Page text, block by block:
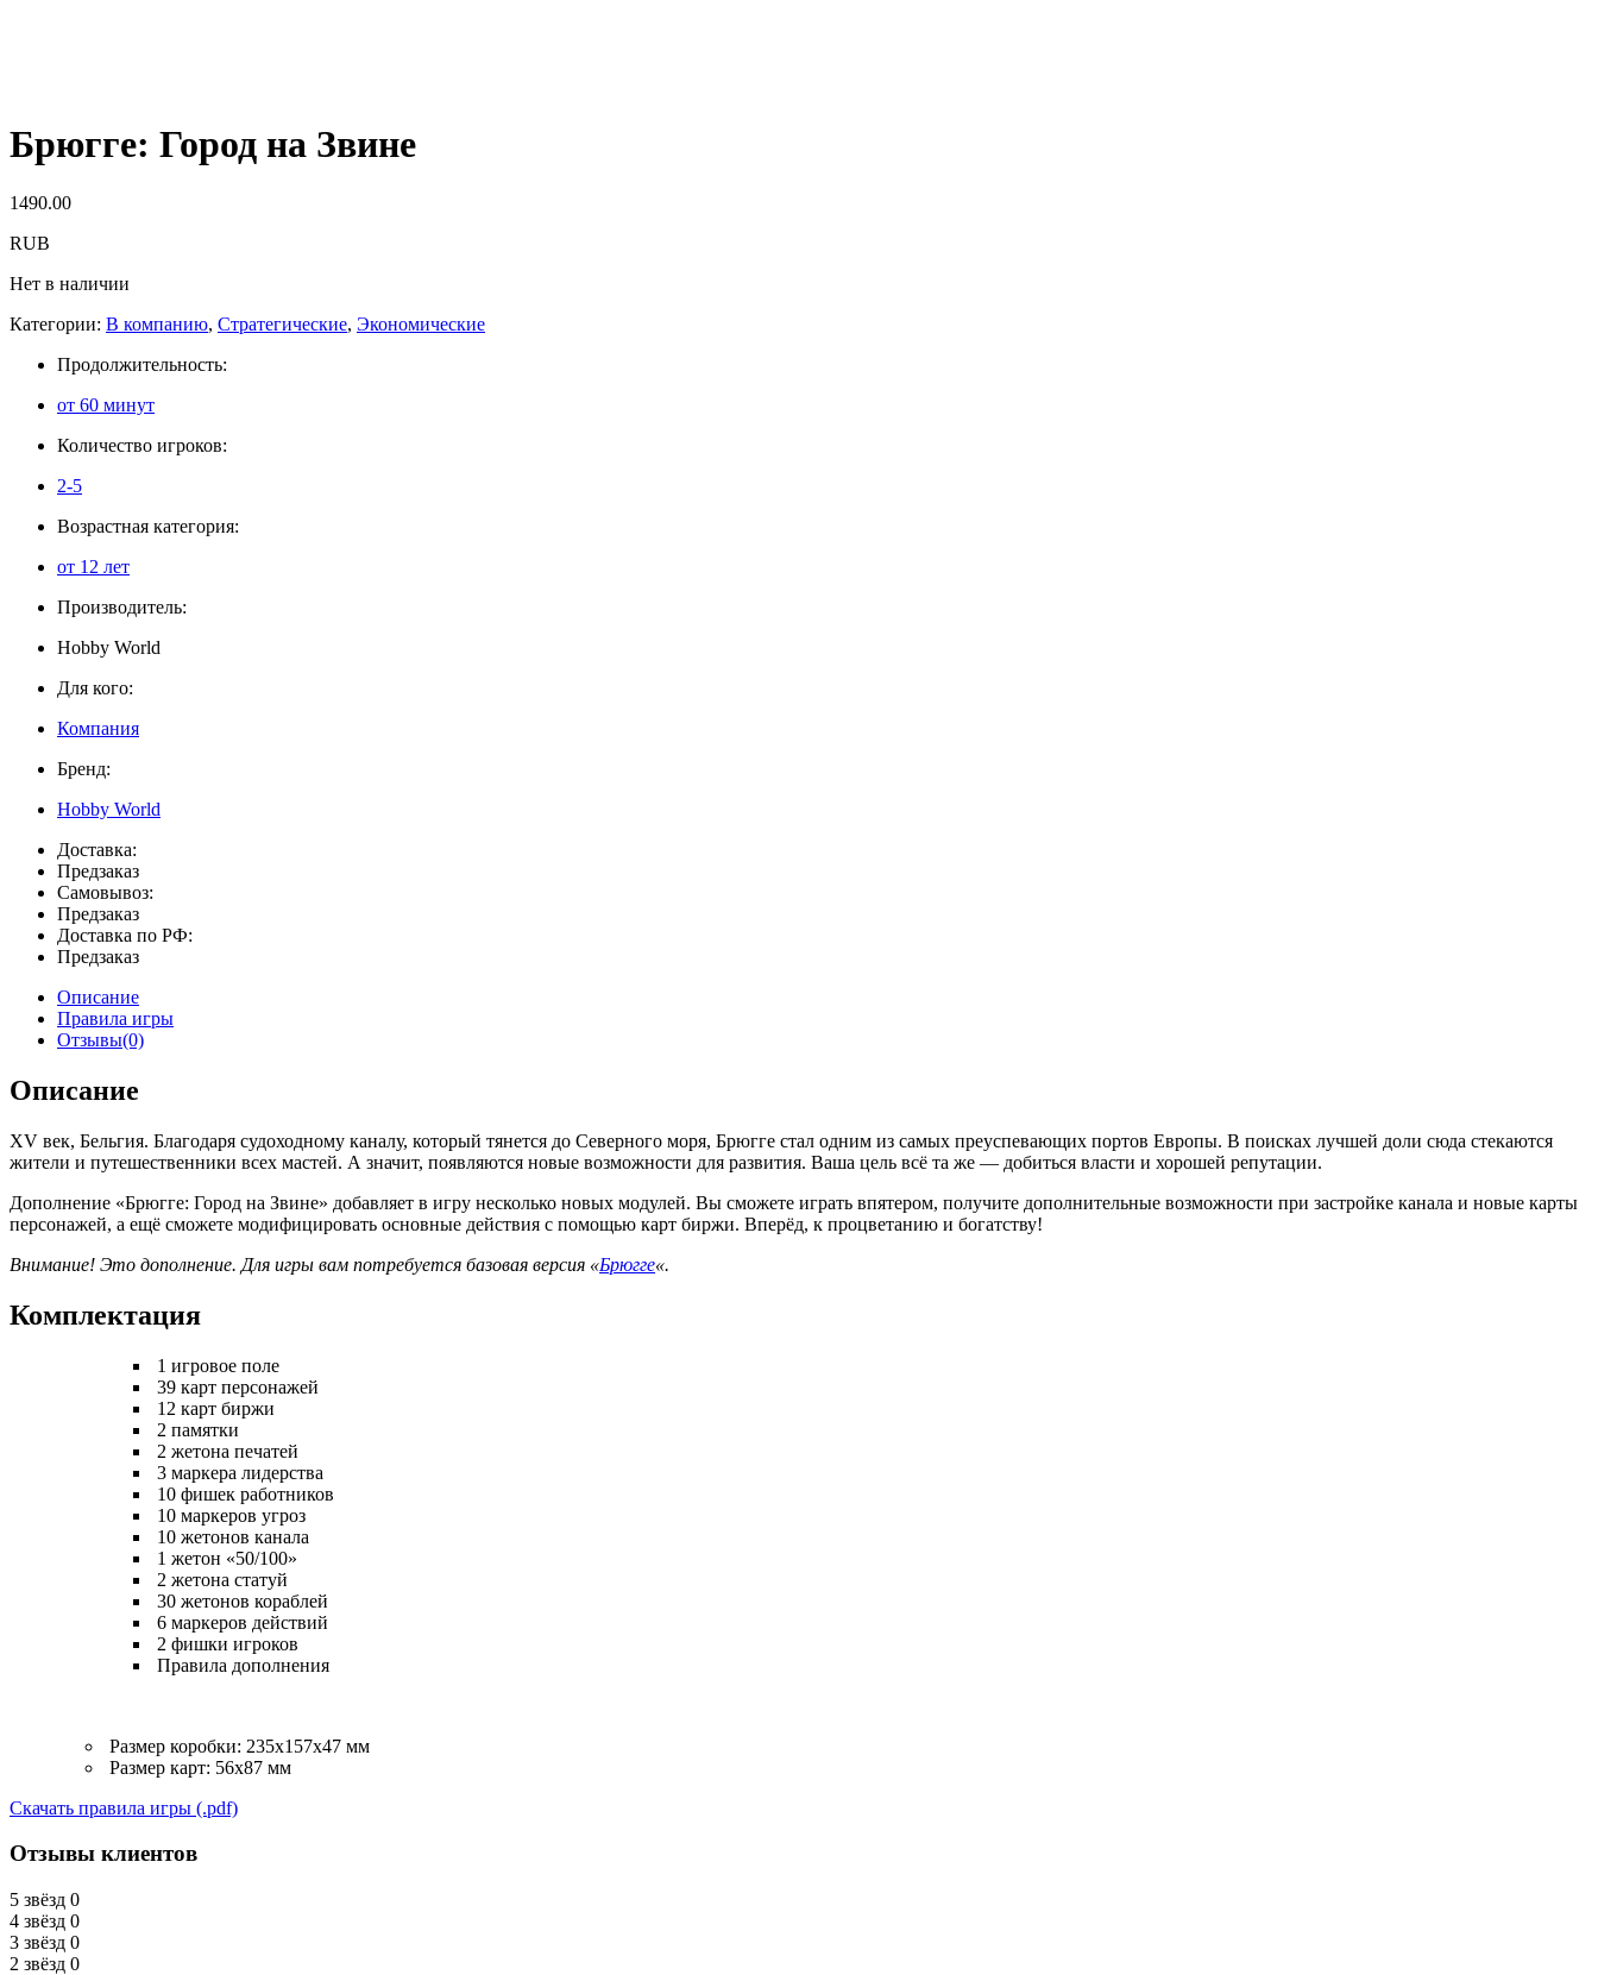
Брюгге: Город на Звине
1490.00
RUB
Нет в наличии
Категории: В компанию, Стратегические, Экономические
Продолжительность:
от 60 минут
Количество игроков:
2-5
Возрастная категория:
от 12 лет
Производитель:
Hobby World
Для кого:
Компания
Бренд:
Hobby World
Доставка:
Предзаказ
Самовывоз:
Предзаказ
Доставка по РФ:
Предзаказ
Описание
Правила игры
Отзывы(0)
Описание
XV век, Бельгия. Благодаря судоходному каналу, который тянется до Северного моря, Брюгге стал одним из самых преуспевающих портов Европы. В поисках лучшей доли сюда стекаются
жители и путешественники всех мастей. А значит, появляются новые возможности для развития. Ваша цель всё та же — добиться власти и хорошей репутации.
Дополнение «Брюгге: Город на Звине» добавляет в игру несколько новых модулей. Вы сможете играть впятером, получите дополнительные возможности при застройке канала и новые карты
персонажей, а ещё сможете модифицировать основные действия с помощью карт биржи. Вперёд, к процветанию и богатству!
Внимание! Это дополнение. Для игры вам потребуется базовая версия «Брюгге«.
Комплектация
1 игровое поле
39 карт персонажей
12 карт биржи
2 памятки
2 жетона печатей
3 маркера лидерства
10 фишек работников
10 маркеров угроз
10 жетонов канала
1 жетон «50/100»
2 жетона статуй
30 жетонов кораблей
6 маркеров действий
2 фишки игроков
Правила дополнения
Размер коробки: 235х157х47 мм
Размер карт: 56х87 мм
Скачать правила игры (.pdf)
Отзывы клиентов
5 звёзд 0
4 звёзд 0
3 звёзд 0
2 звёзд 0